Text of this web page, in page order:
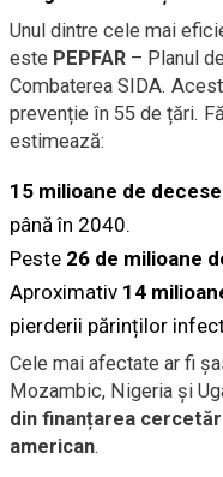
Unul dintre cele mai
este PEPFAR – Planul
Combaterea SIDA.
prevenție în 55 de țări.
estimează:
15 milioane de
până în 2040.
Peste 26 de milioane
Aproximativ 14
pierderii părinților
Cele mai afectate ar fi
Mozambic, Nigeria și
din finanțarea
american.